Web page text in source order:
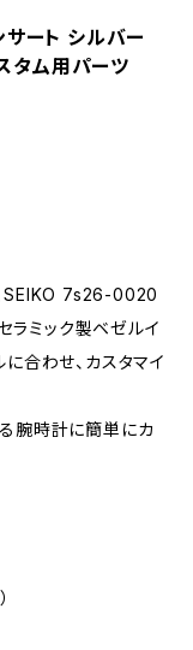
サート シルバー
タム用パーツ
、SEIKO 7s26-0020
ミック製ベゼルイ
に合わせ、カスタマイ
腕時計に簡単にカ